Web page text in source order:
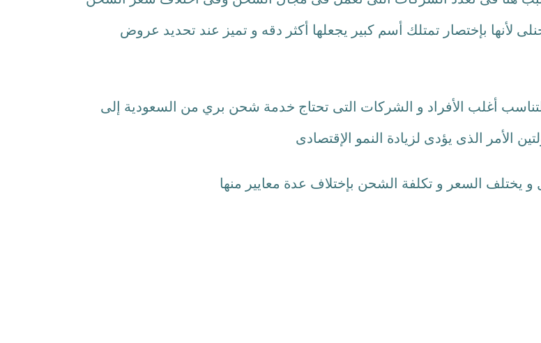
لأنها بإختصار تمتلك أسم كبير يجعلها أكثر دقه و تميز عند تحديد عروض
أغلب الأفراد و الشركات التى تحتاج خدمة شحن بري من السعودية إلى
الأمر الذى يؤدى لزيادة النمو الإقتصادى